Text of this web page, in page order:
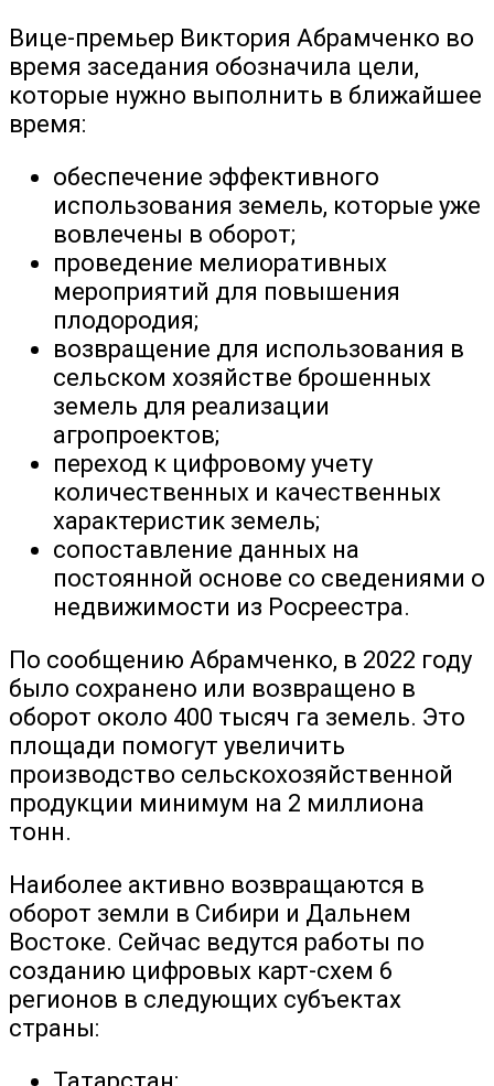
Вице-премьер Виктория Абрамченко во
время заседания обозначила цели,
которые нужно выполнить в ближайшее
время:
обеспечение эффективного
использования земель, которые уже
вовлечены в оборот;
проведение мелиоративных
мероприятий для повышения
плодородия;
возвращение для использования в
сельском хозяйстве брошенных
земель для реализации
агропроектов;
переход к цифровому учету
количественных и качественных
характеристик земель;
сопоставление данных на
постоянной основе со сведениями о
недвижимости из Росреестра.
По сообщению Абрамченко, в 2022 году
было сохранено или возвращено в
оборот около 400 тысяч га земель. Это
площади помогут увеличить
производство сельскохозяйственной
продукции минимум на 2 миллиона
тонн.
Наиболее активно возвращаются в
оборот земли в Сибири и Дальнем
Востоке. Сейчас ведутся работы по
созданию цифровых карт-схем 6
регионов в следующих субъектах
страны: